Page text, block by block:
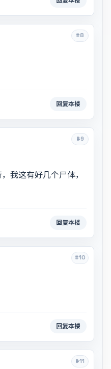
#8
回复本楼
#9
我这有好几个尸体，
回复本楼
#10
回复本楼
#11